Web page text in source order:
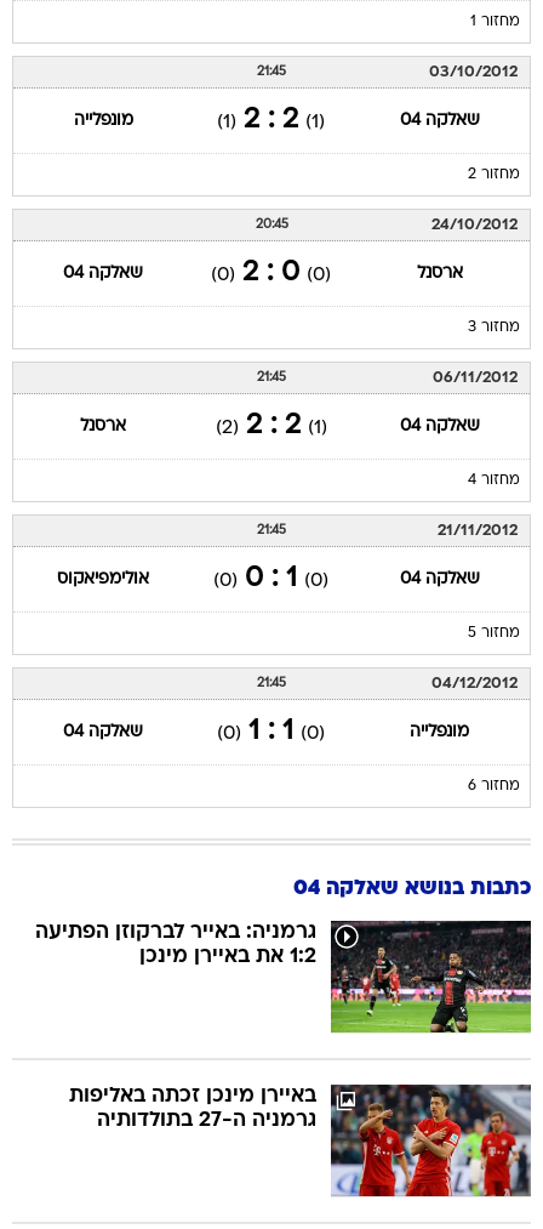
מחזור 1
03/10/2012
21:45
שאלקה 04 (1)
2 : 2
(1) מונפלייה
מחזור 2
24/10/2012
20:45
ארסנל (0)
0 : 2
(0) שאלקה 04
מחזור 3
06/11/2012
21:45
שאלקה 04 (1)
2 : 2
(2) ארסנל
מחזור 4
21/11/2012
21:45
שאלקה 04 (0)
1 : 0
(0) אולימפיאקוס
מחזור 5
04/12/2012
21:45
מונפלייה (0)
1 : 1
(0) שאלקה 04
מחזור 6
כתבות בנושא שאלקה 04
גרמניה: באייר לברקוזן הפתיעה
1:2 את באיירן מינכן
באיירן מינכן זכתה באליפות
גרמניה ה-27 בתולדותיה